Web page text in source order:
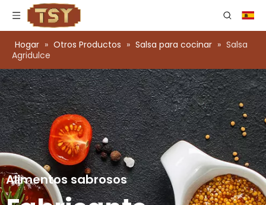
Hogar » Otros Productos » Salsa para cocinar » Salsa
Agridulce
Alimentos sabrosos